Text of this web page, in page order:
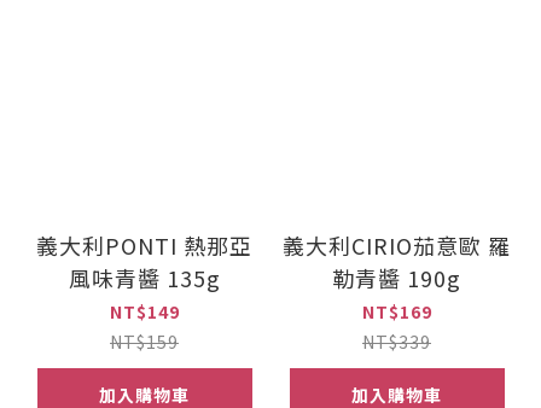
義大利PONTI 熱那亞
風味青醬 135g
NT$149
NT$159
加入購物車
義大利CIRIO茄意歐 羅
勒青醬 190g
NT$169
NT$339
加入購物車